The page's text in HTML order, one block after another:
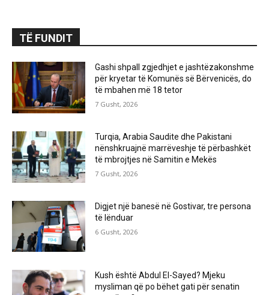
TË FUNDIT
Gashi shpall zgjedhjet e jashtëzakonshme
për kryetar të Komunës së Bërvenicës, do
të mbahen më 18 tetor
7 Gusht, 2026
Turqia, Arabia Saudite dhe Pakistani
nënshkruajnë marrëveshje të përbashkët
të mbrojtjes në Samitin e Mekës
7 Gusht, 2026
Digjet një banesë në Gostivar, tre persona
të lënduar
6 Gusht, 2026
Kush është Abdul El-Sayed? Mjeku
mysliman që po bëhet gati për senatin